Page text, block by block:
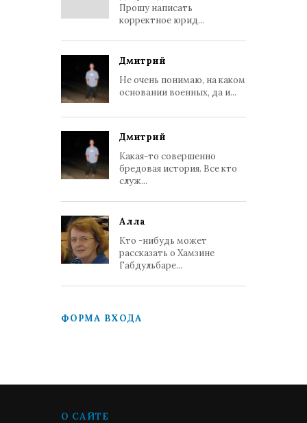
Прошу написать
корректное юрид...
Дмитрий
Не очень понимаю, на каком
основании военных, да и...
Дмитрий
Какая-то совершенно
бредовая история. Все кто
служ...
Алла
Кто -нибудь может
рассказать о Хамзине
Габдульбаре...
ФОРМА ВХОДА
О САЙТЕ